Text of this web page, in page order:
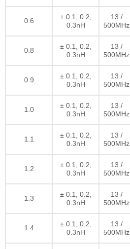
0.6
± 0.1, 0.2,
0.3nH
13 /
500MHz
0.8
± 0.1, 0.2,
0.3nH
13 /
500MHz
0.9
± 0.1, 0.2,
0.3nH
13 /
500MHz
1.0
± 0.1, 0.2,
0.3nH
13 /
500MHz
1.1
± 0.1, 0.2,
0.3nH
13 /
500MHz
1.2
± 0.1, 0.2,
0.3nH
13 /
500MHz
1.3
± 0.1, 0.2,
0.3nH
13 /
500MHz
1.4
± 0.1, 0.2,
0.3nH
13 /
500MHz